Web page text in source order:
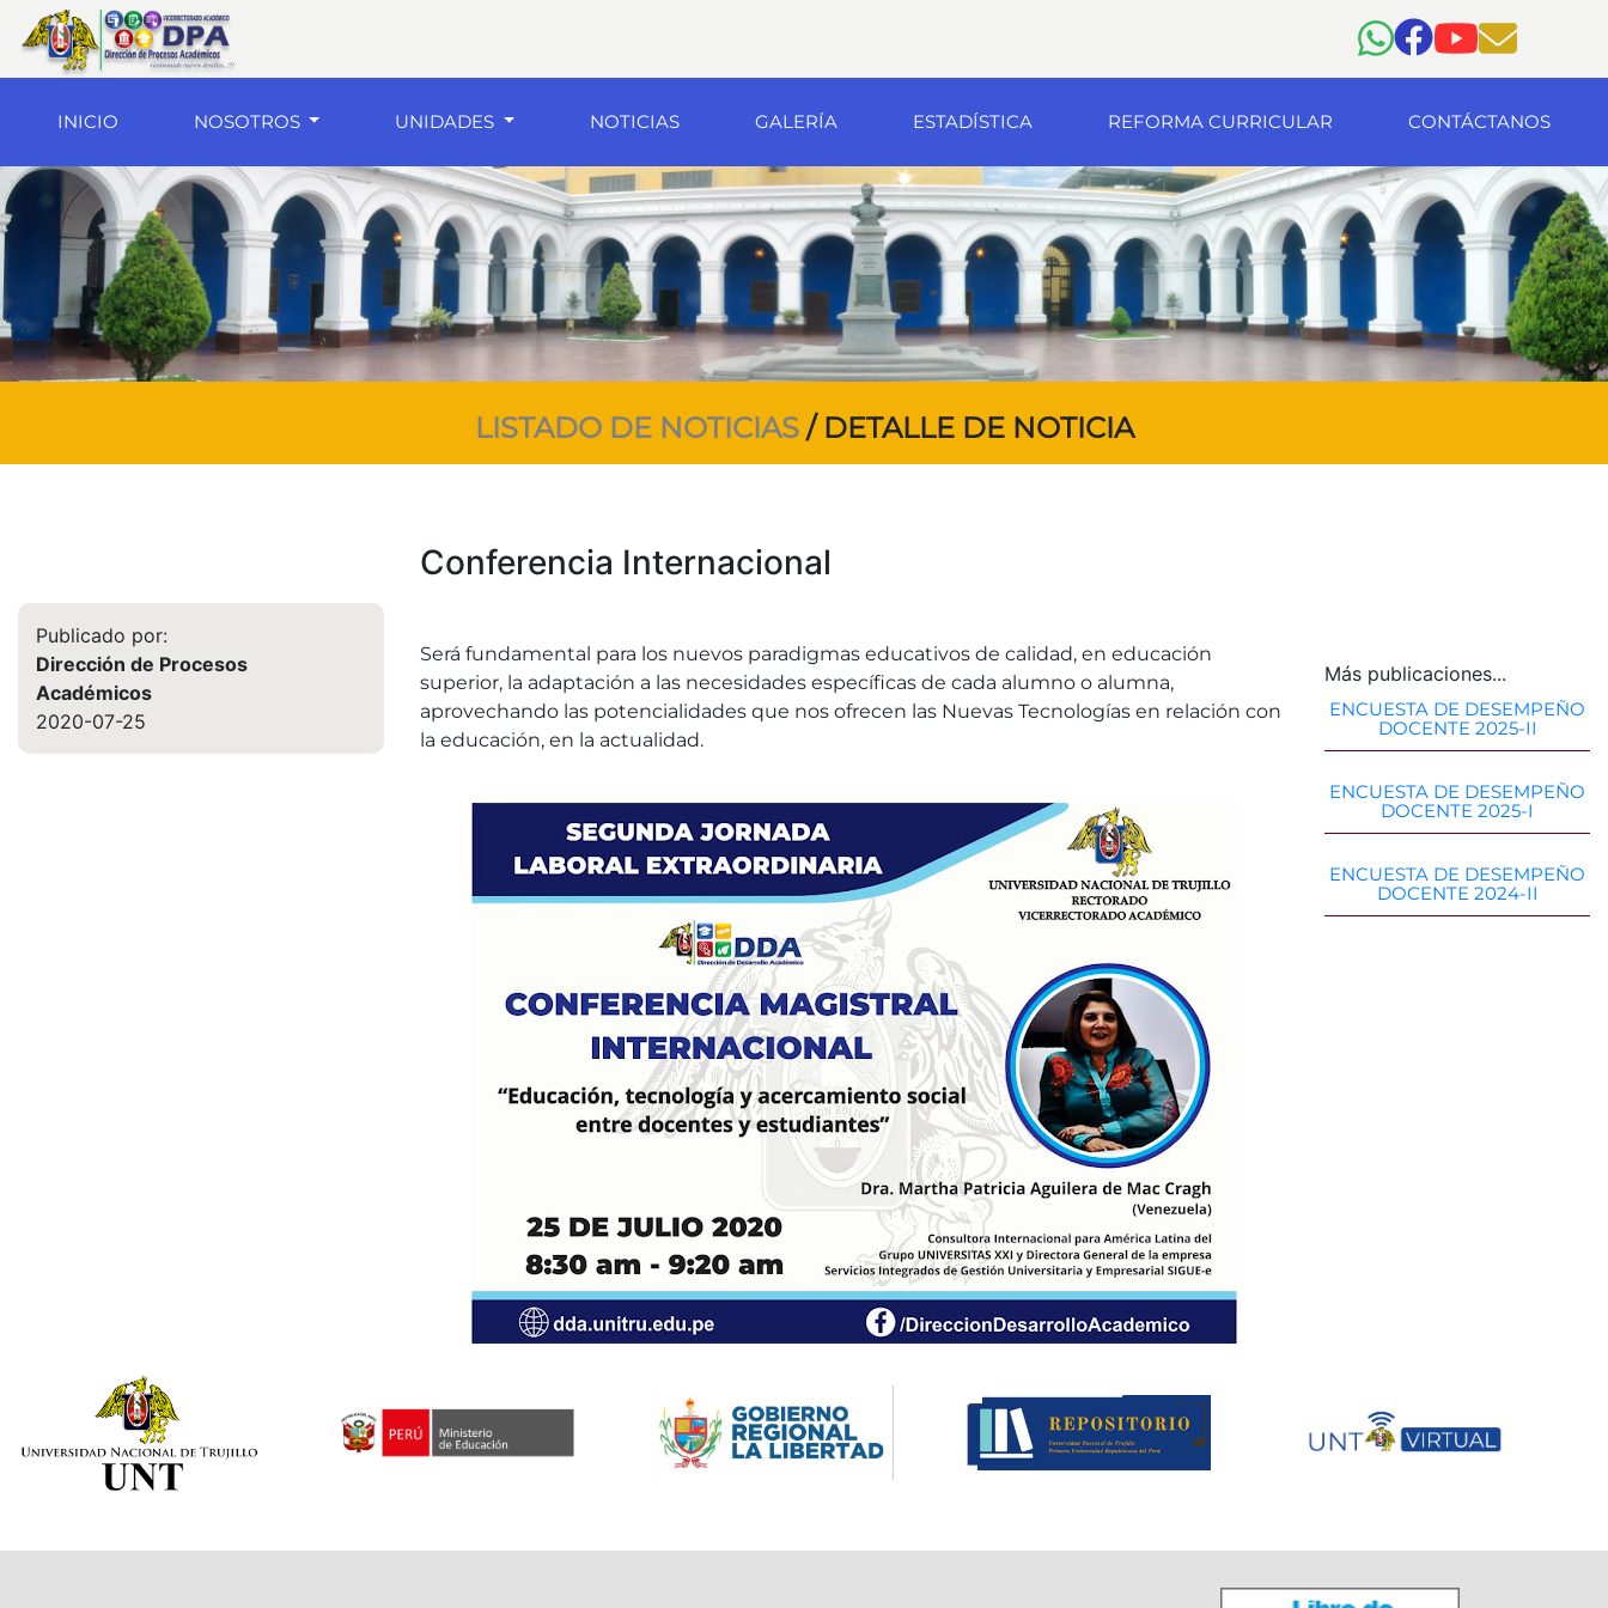
INICIO(current) NOSOTROS UNIDADES NOTICIAS GALERÍA ESTADÍSTICA REFORMA CURRICULAR CONTÁCTANOS
LISTADO DE NOTICIAS / DETALLE DE NOTICIA
Publicado por:
Dirección de Procesos
Académicos
2020-07-25
Conferencia Internacional
Será fundamental para los nuevos paradigmas educativos de calidad, en educación
superior, la adaptación a las necesidades específicas de cada alumno o alumna,
aprovechando las potencialidades que nos ofrecen las Nuevas Tecnologías en relación con
la educación, en la actualidad.
Más publicaciones...
ENCUESTA DE DESEMPEÑO
DOCENTE 2025-II
ENCUESTA DE DESEMPEÑO
DOCENTE 2025-I
ENCUESTA DE DESEMPEÑO
DOCENTE 2024-II